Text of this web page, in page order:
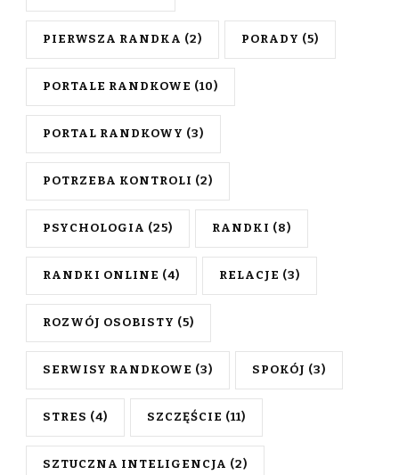
PIERWSZA RANDKA (2) PORADY (5)
PORTALE RANDKOWE (10)
PORTAL RANDKOWY (3)
POTRZEBA KONTROLI (2)
PSYCHOLOGIA (25) RANDKI (8)
RANDKI ONLINE (4) RELACJE (3)
ROZWÓJ OSOBISTY (5)
SERWISY RANDKOWE (3) SPOKÓJ (3)
STRES (4) SZCZĘŚCIE (11)
SZTUCZNA INTELIGENCJA (2)